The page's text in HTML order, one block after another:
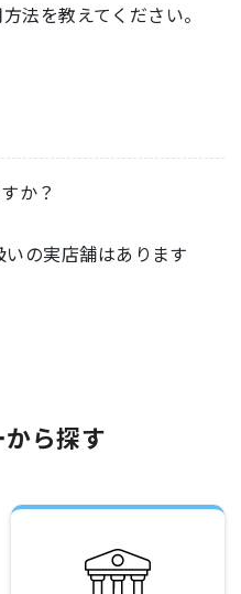
法を教えてください。
か？
の実店舗はあります
ら探す